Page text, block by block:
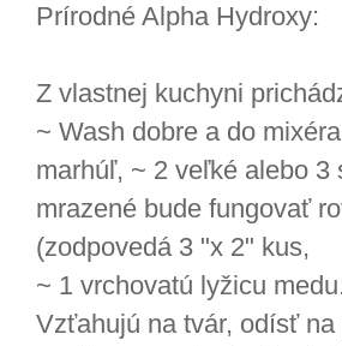
Prírodné Alpha Hydroxy:
Z vlastnej kuchyni
~ Wash dobre a do
marhúľ, ~ 2 veľké alebo
mrazené bude fungovať
(zodpovedá 3 "x 2" kus,
~ 1 vrchovatú lyžicu
Vzťahujú na tvár, odísť